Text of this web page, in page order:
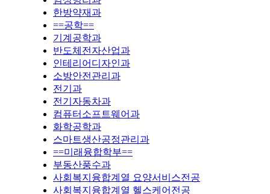
한방약재과
==공학==
기계공학과
반도체전자산업과
인테리어디자인과
소방안전관리과
전기과
전기자동차과
컴퓨터소프트웨어과
화학공학과
스마트생산공정관리과
==미래융합학부==
부동산풍수과
사회복지융합계열 요양서비스전공
사회복지융합계열 헬스케어전공